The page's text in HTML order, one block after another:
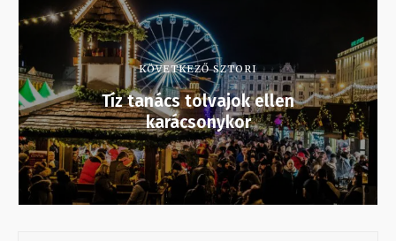
KÖVETKEZŐ SZTORI
Tíz tanács tolvajok ellen
karácsonykor